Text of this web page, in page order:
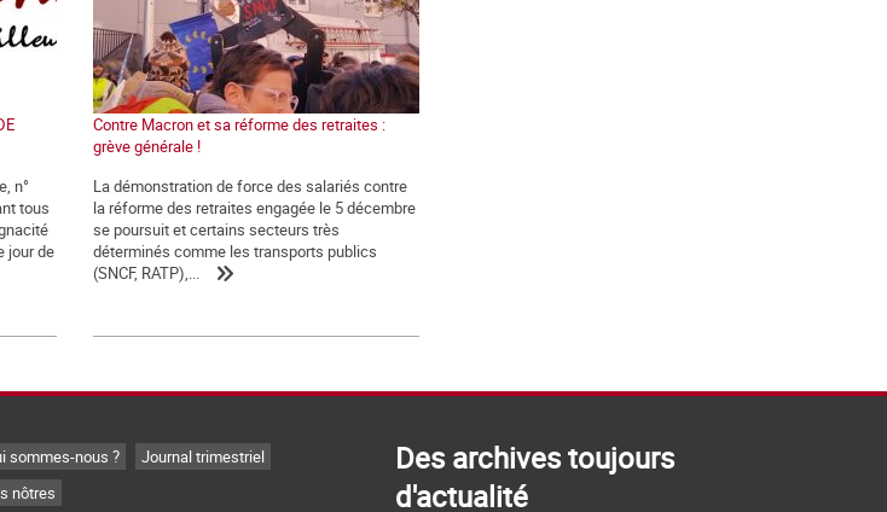
n°
tous
jour de
Contre Macron et sa réforme des retraites :
grève générale !
La démonstration de force des salariés contre
la réforme des retraites engagée le 5 décembre
se poursuit et certains secteurs très
déterminés comme les transports publics
(SNCF, RATP),...
sommes-nous ?
Journal trimestriel
nôtres
Des archives toujours
d'actualité